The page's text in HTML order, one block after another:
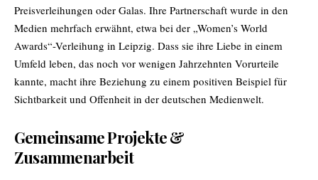
Preisverleihungen oder Galas. Ihre Partnerschaft wurde in den
Medien mehrfach erwähnt, etwa bei der „Women’s World
Awards“-Verleihung in Leipzig. Dass sie ihre Liebe in einem
Umfeld leben, das noch vor wenigen Jahrzehnten Vorurteile
kannte, macht ihre Beziehung zu einem positiven Beispiel für
Sichtbarkeit und Offenheit in der deutschen Medienwelt.
Gemeinsame Projekte &
Zusammenarbeit